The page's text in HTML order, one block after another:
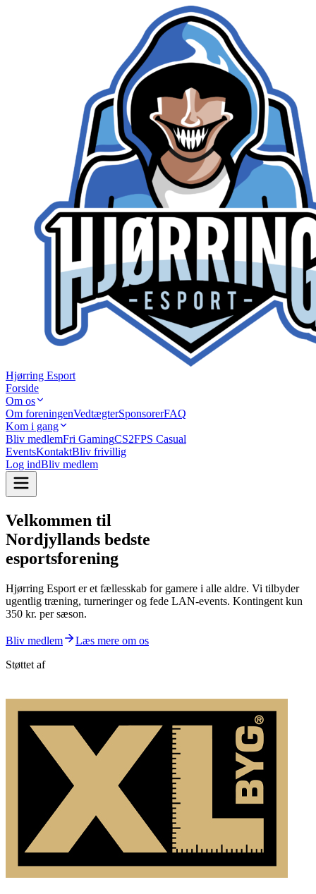
Hjørring Esport
Forside
Om os
Om foreningenVedtægterSponsorerFAQ
Kom i gang
Bliv medlemFri GamingCS2FPS Casual
EventsKontaktBliv frivillig
Log indBliv medlem
Velkommen til
Nordjyllands bedste
esportsforening
Hjørring Esport er et fællesskab for gamere i alle aldre. Vi tilbyder
ugentlig træning, turneringer og fede LAN-events. Kontingent kun
350 kr. per sæson.
Bliv medlem
Læs mere om os
Støttet af